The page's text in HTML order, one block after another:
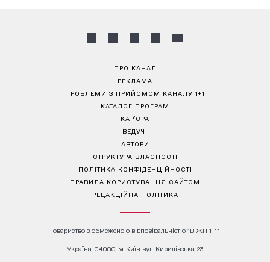
ПРО КАНАЛ
РЕКЛАМА
ПРОБЛЕМИ З ПРИЙОМОМ КАНАЛУ 1+1
КАТАЛОГ ПРОГРАМ
КАР’ЄРА
ВЕДУЧІ
АВТОРИ
СТРУКТУРА ВЛАСНОСТІ
ПОЛІТИКА КОНФІДЕНЦІЙНОСТІ
ПРАВИЛА КОРИСТУВАННЯ САЙТОМ
РЕДАКЦІЙНА ПОЛІТИКА
Товариство з обмеженою відповідальністю "ВІЖН 1+1"
Україна, 04080, м. Київ, вул. Кирилівська, 23